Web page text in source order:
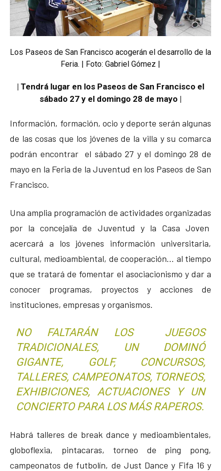
Los Paseos de San Francisco acogerán el desarrollo de la
Feria. | Foto: Gabriel Gómez |
| Tendrá lugar en los Paseos de San Francisco el
sábado 27 y el domingo 28 de mayo |
Información, formación, ocio y deporte serán algunas
de las cosas que los jóvenes de la villa y su comarca
podrán encontrar el sábado 27 y el domingo 28 de
mayo en la Feria de la Juventud en los Paseos de San
Francisco.
Una amplia programación de actividades organizadas
por la concejalía de Juventud y la Casa Joven
acercará a los jóvenes información universitaria,
cultural, medioambiental, de cooperación… al tiempo
que se tratará de fomentar el asociacionismo y dar a
conocer programas, proyectos y acciones de
instituciones, empresas y organismos.
NO FALTARÁN LOS JUEGOS
TRADICIONALES, UN DOMINÓ
GIGANTE, GOLF, CONCURSOS,
TALLERES, CAMPEONATOS, TORNEOS,
EXHIBICIONES, ACTUACIONES Y UN
CONCIERTO PARA LOS MÁS RAPEROS.
Habrá talleres de break dance y medioambientales,
globoflexia, pintacaras, torneo de ping pong,
campeonatos de futbolín, de Just Dance y Fifa 16 y